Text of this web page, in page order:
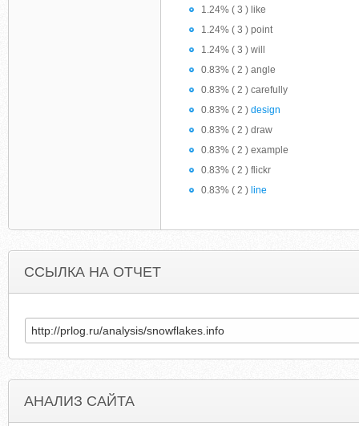
1.24% ( 3 ) like
1.24% ( 3 ) point
1.24% ( 3 ) will
0.83% ( 2 ) angle
0.83% ( 2 ) carefully
0.83% ( 2 ) design
0.83% ( 2 ) draw
0.83% ( 2 ) example
0.83% ( 2 ) flickr
0.83% ( 2 ) line
ССЫЛКА НА ОТЧЕТ
АНАЛИЗ САЙТА